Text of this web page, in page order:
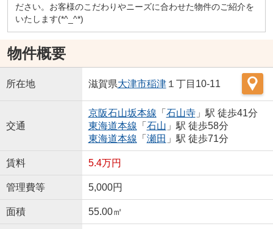
ださい。お客様のこだわりやニーズに合わせた物件のご紹介を
いたします(*^_^*)
物件概要
所在地 滋賀県大津市稲津１丁目10-11
交通
京阪石山坂本線 「 石山寺」駅 徒歩41分
東海道本線 「 石山 」駅 徒歩58分
東海道本線 「 瀬田 」駅 徒歩71分
賃料 5.4万円
管理費等 5,000円
面積 55.00㎡